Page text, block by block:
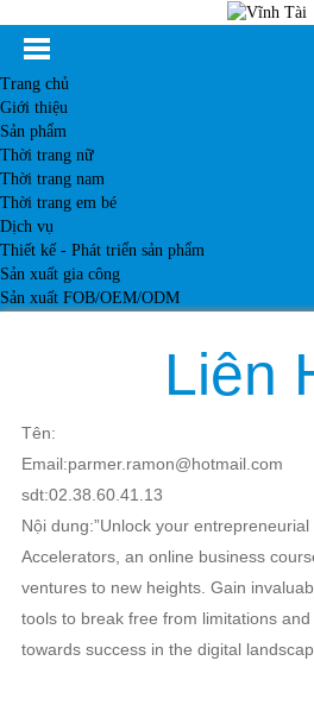
Trang chủ
Giới thiệu
Sản phẩm
Thời trang nữ
Thời trang nam
Thời trang em bé
Dịch vụ
Thiết kế - Phát triển sản phẩm
Sản xuất gia công
Sản xuất FOB/OEM/ODM
Liên
Tên:
Email:parmer.ramon@hotmail.com
sdt:02.38.60.41.13
Nội dung:”Unlock your
Accelerators, an online business
ventures to new heights. Gain
tools to break free from limitations
towards success in the digital